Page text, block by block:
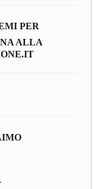
PER
ALLA